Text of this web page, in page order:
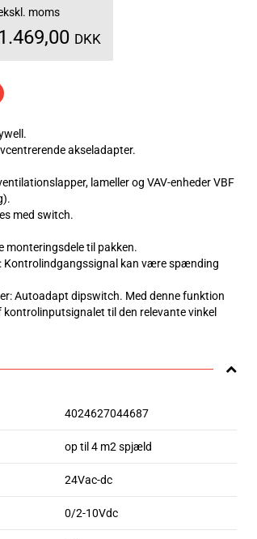
moms
1.469,00 DKK
akseladapter.
lameller og VAV-enheder VBF
med switch.
monteringsdele til pakken.
Kontrolindgangssignal kan være spænding
Autoadapt dipswitch. Med denne funktion
til den relevante vinkel
4024627044687
op til 4 m2 spjæld
24Vac-dc
0/2-10Vdc